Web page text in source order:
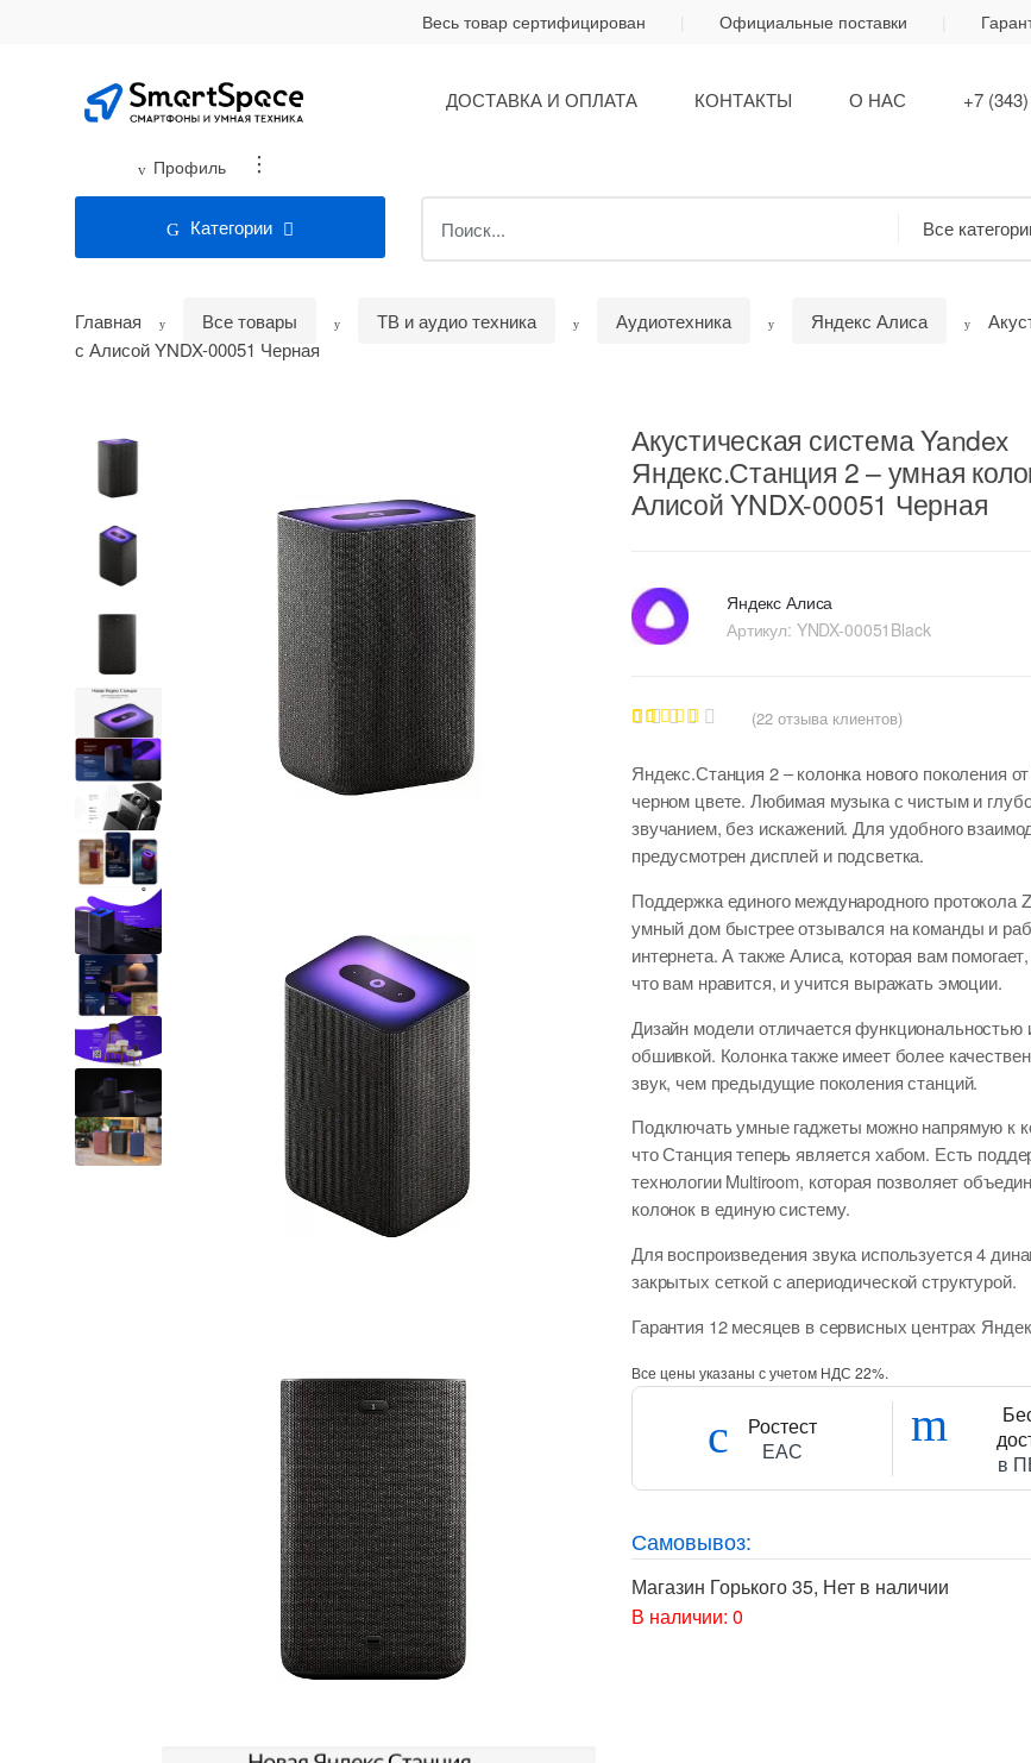
Весь товар сертифицирован Официальные поставки
ДОСТАВКА И ОПЛАТА КОНТАКТЫ О НАС +7
Профиль ...
Категории
Search
for:
Главная Все товары ТВ и аудио техника Аудиотехника Яндекс Алиса
с Алисой YNDX-00051 Черная
Акустическая система Yandex
Яндекс.Станция 2 – умная
Алисой YNDX-00051 Черная
Яндекс Алиса
Артикул: YNDX-00051Black
на основе
опроса
пользовате
ля
(22 отзыва клиентов)
Яндекс.Станция 2– колонка нового поколения
черном цвете. Любимая музыка с чистым и
звучанием, без искажений. Для удобного
предусмотрен дисплей и подсветка.
Поддержка единого международного протокола
умный дом быстрее отзывался на команды и
интернета. А также Алиса, которая вам
что вам нравится, и учится выражать эмоции.
Дизайн модели отличается функциональностью
обшивкой. Колонка также имеет более
звук, чем предыдущие поколения станций.
Подключать умные гаджеты можно напрямую к
что Станция теперь является хабом. Есть
технологии Multiroom, которая позволяет
колонок в единую систему.
Для воспроизведения звука используется 4
закрытых сеткой с апериодической структурой.
Гарантия 12 месяцев в сервисных центрах
Все цены указаны с учетом НДС 22%.
Ростест
ЕАС
в
Самовывоз:
Магазин Горького 35, Нет в наличии
В наличии: 0